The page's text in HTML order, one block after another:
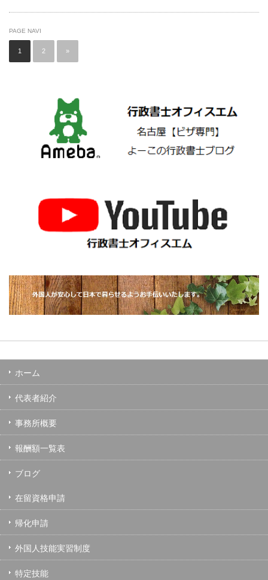
PAGE NAVI
1 2 »
ホーム
代表者紹介
事務所概要
報酬額一覧表
ブログ
在留資格申請
帰化申請
外国人技能実習制度
特定技能